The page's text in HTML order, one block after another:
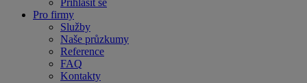
Přihlásit se
Pro firmy
Služby
Naše průzkumy
Reference
FAQ
Kontakty